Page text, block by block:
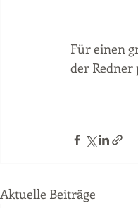
Für einen
der
Aktuelle Beiträge